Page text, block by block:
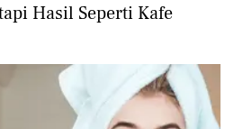
Hasil Seperti Kafe